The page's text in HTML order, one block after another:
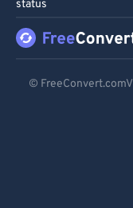
status
©